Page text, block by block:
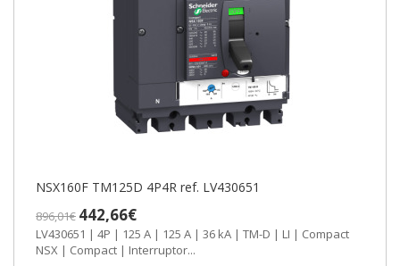
NSX160F TM125D 4P4R ref. LV430651
896,01€ 442,66€
LV430651 | 4P | 125 A | 125 A | 36 kA | TM-D | LI | Compact
NSX | Compact | Interruptor...